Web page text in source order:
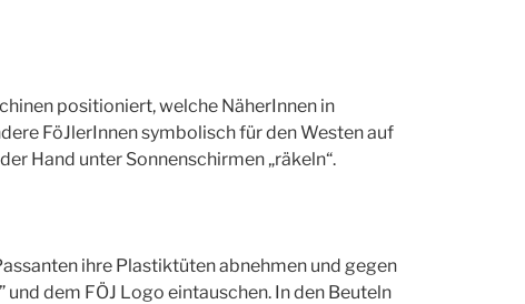
positioniert, welche NäherInnen in
FöJlerInnen symbolisch für den Westen auf
Hand unter Sonnenschirmen „räkeln“.
ihre Plastiktüten abnehmen und gegen
dem FÖJ Logo eintauschen. In den Beuteln